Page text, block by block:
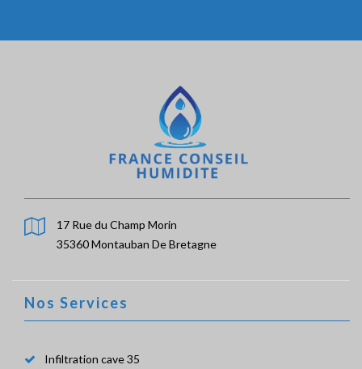
17 Rue du Champ Morin
35360 Montauban De Bretagne
Nos Services
Infiltration cave 35